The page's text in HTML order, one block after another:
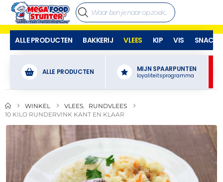
ALLE PRODUCTEN BAKKERIJ VLEES KIP VIS SNACKS
ALLE PRODUCTEN MIJN SPAARPUNTEN
loyaliteitsprogramma
WINKEL VLEES
RUNDVLEES
10 KILO RUNDERVINK KANT EN KLAAR